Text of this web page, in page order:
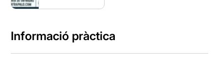
Informació pràctica